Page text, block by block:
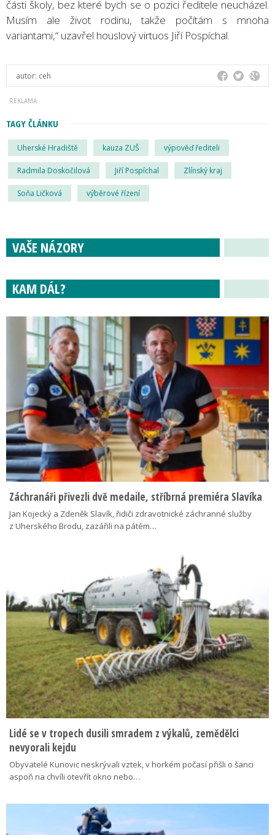
části školy, bez které bych se o pozici ředitele neucházel.
Musím ale život rodinu, takže počítám s mnoha
variantami,“ uzavřel houslový virtuos Jiří Pospíchal.
autor: ceh
TAGY ČLÁNKU
Uherské Hradiště kauza ZUŠ výpověď řediteli
Radmila Doskočilová Jiří Pospíchal Zlínský kraj
Soňa Ličková výběrové řízení
VAŠE NÁZORY
KAM DÁL?
Záchranáři přivezli dvě medaile, stříbrná premiéra Slavíka
Jan Kojecký a Zdeněk Slavík, řidiči zdravotnické záchranné služby
z Uherského Brodu, zazářili na pátém…
Lidé se v tropech dusili smradem z výkalů, zemědělci
nevyorali kejdu
Obyvatelé Kunovic neskrývali vztek, v horkém počasí přišli o šanci
aspoň na chvíli otevřít okno nebo…